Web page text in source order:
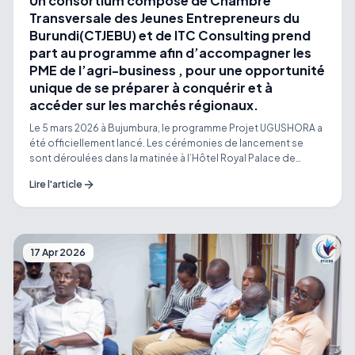
Transversale des Jeunes Entrepreneurs du
Burundi(CTJEBU) et de ITC Consulting prend
part au programme afin d’accompagner les
PME de l’agri-business , pour une opportunité
unique de se préparer à conquérir et à
accéder sur les marchés régionaux.
Le 5 mars 2026 à Bujumbura, le programme Projet UGUSHORA a
été officiellement lancé. Les cérémonies de lancement se
sont déroulées dans la matinée à l’Hôtel Royal Palace de
Secrétaire Permanent au Mrmeict, Mme Christine Niragira,
et d’Industrie du Burundi, Hon. Olivier Suguru, le Représentant
Pays de TradeMark Africa, Christian Nibasumba, ainsi que
d’autres représentants du monde entrepreneurial burundais.
Cette initiative est financée par l’Ambassade des Pays-Bas au
Burundi, qui finance TradeMark Africa pour sa mise en œuvre.
Dans le cadre du volet consacré à la promotion de
l’exportation, un consortium composé de Chambre
Transversale des Jeunes Entrepreneurs du Burundi(CTJEBU) et
Lire l'article
17 Apr 2026